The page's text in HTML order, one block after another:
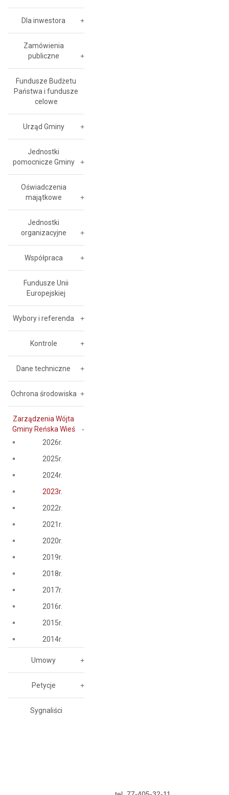
Dla inwestora
Zamówienia
publiczne
Fundusze Budżetu
Państwa i fundusze
celowe
Urząd Gminy
Jednostki
pomocnicze Gminy
Oświadczenia
majątkowe
Jednostki
organizacyjne
Współpraca
Fundusze Unii
Europejskiej
Wybory i referenda
Kontrole
Dane techniczne
Ochrona środowiska
Zarządzenia Wójta
Gminy Reńska Wieś
2026r.
2025r.
2024r.
2023r.
2022r.
2021r.
2020r.
2019r.
2018r.
2017r.
2016r.
2015r.
2014r.
Umowy
Petycje
Sygnaliści